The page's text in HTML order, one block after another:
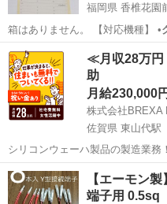
福岡県 香椎花園
箱はありません。 【対応機種】 •
CD…
福岡 福岡市 香椎花園前駅
≪月収28万円
助
月給230,000円
株式会社BREXA
佐賀県 東山代駅
シリコンウェーハ製品の製造業務
やカップルとの応募OK◎年間休
実♪業務はクリーンルームで快適
300円～の格安食堂あり！《佐...
佐賀 伊万里市 東山代駅
【エーモン
端子用 0.5sq